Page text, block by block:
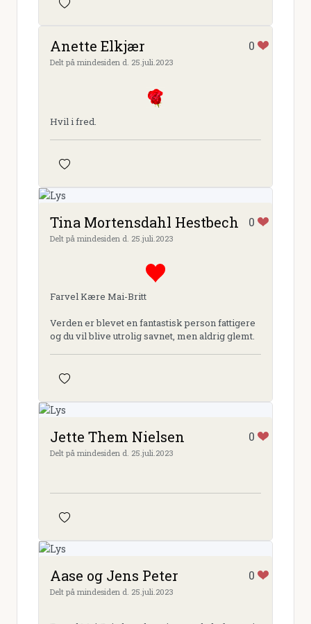
Anette Elkjær 0
Delt på mindesiden d. 25.juli.2023
Hvil i fred.
Tina Mortensdahl Hestbech 0
Delt på mindesiden d. 25.juli.2023
Farvel Kære Mai-Britt
Verden er blevet en fantastisk person fattigere
og du vil blive utrolig savnet, men aldrig glemt.
Jette Them Nielsen 0
Delt på mindesiden d. 25.juli.2023
Aase og Jens Peter 0
Delt på mindesiden d. 25.juli.2023